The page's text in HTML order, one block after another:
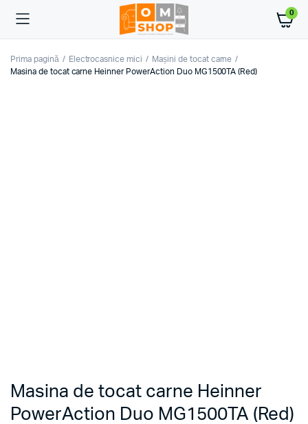
0
Prima pagină Electrocasnice mici
Mașini de tocat carne
Masina de tocat carne Heinner PowerAction Duo MG1500TA (Red)
Masina de tocat carne Heinner
PowerAction Duo MG1500TA (Red)